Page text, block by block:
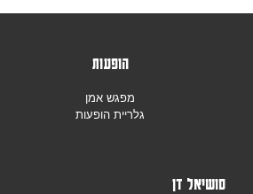
הופעות
מפגש אמן
גלריית הופעות
סושיאל דן